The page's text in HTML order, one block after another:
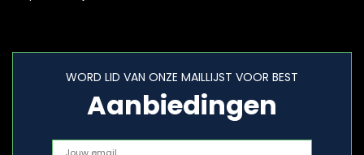
WORD LID VAN ONZE MAILLIJST VOOR BEST
Aanbiedingen